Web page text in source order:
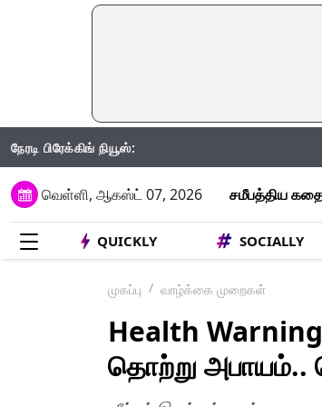
நேரடி பிரேக்கிங் நியூஸ்: IND
வெள்ளி, ஆகஸ்ட் 07, 2026 சமீபத்திய
QUICKLY SOCIALLY
முகப்பு வாழ்க்கை முறைகள்
Health
தொற்று